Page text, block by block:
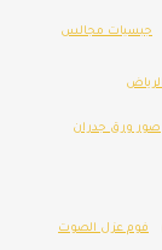
جبسيات مجالس
صور ورق جدران
فوم عزل الصوت